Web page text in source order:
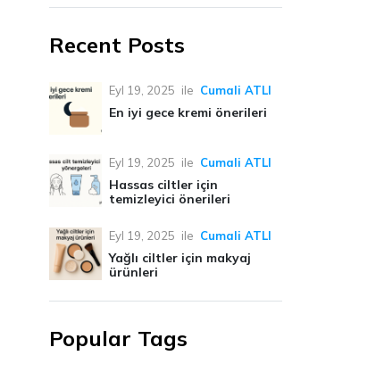
Recent Posts
Eyl 19, 2025 ile Cumali ATLI
En iyi gece kremi önerileri
Eyl 19, 2025 ile Cumali ATLI
Hassas ciltler için
temizleyici önerileri
Eyl 19, 2025 ile Cumali ATLI
Yağlı ciltler için makyaj
ürünleri
Popular Tags